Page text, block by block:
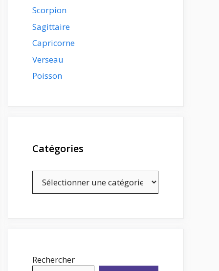
Scorpion
Sagittaire
Capricorne
Verseau
Poisson
Catégories
Rechercher